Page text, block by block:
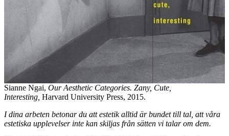
Sianne Ngai, Our Aesthetic Categories. Zany, Cute,
Interesting, Harvard University Press, 2015.
I dina arbeten betonar du att estetik alltid är bundet till tal, att våra
estetiska upplevelser inte kan skiljas från sätten vi talar om dem.